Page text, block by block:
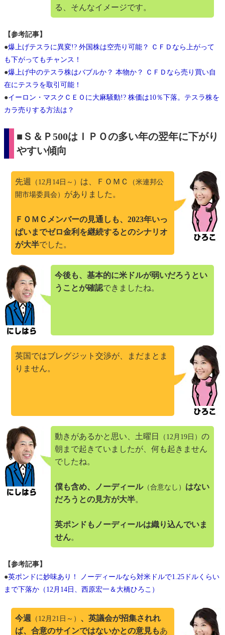
る、そんなイメージです。
【参考記事】
●爆上げテスラに異変!? 外国株は空売り可能？ ＣＦＤなら上がって
も下がってもチャンス！
●爆上げ中のテスラ株はバブルか？ 本物か？ ＣＦＤなら売り買い自
在にテスラを取引可能！
●イーロン・マスクＣＥＯに大麻騒動!? 株価は10％下落。テスラ株を
カラ売りする方法は？
■Ｓ＆Ｐ500はＩＰＯの多い年の翌年に下がり
やすい傾向
先週 （12月14日～） は、ＦＯＭＣ
（米連邦公
開市場委員会） がありました。
ＦＯＭＣメンバーの見通しも、2023年いっ
ぱいまでゼロ金利を継続するとのシナリオ
が大半でした。
今後も、基本的に米ドルが弱いだろうとい
うことが確認できましたね。
英国ではブレグジット交渉が、まだまとま
りません。
動きがあるかと思い、土曜日 （12月19日） の
朝まで起きていましたが、何も起きません
でしたね。
僕も含め、ノーディール（合意なし） はない
だろうとの見方が大半。
英ポンドもノーディールは織り込んでいま
せん。
【参考記事】
●英ポンドに妙味あり！ ノーディールなら対米ドルで1.25ドルくらい
まで下落か（12月14日、西原宏一＆大橋ひろこ）
今週 （12月21日～） 、英議会が招集されれ
ば、合意のサインではないかとの意見もあ